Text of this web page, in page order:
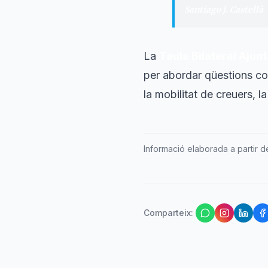
La
per abordar qüestions
la mobilitat de creuers,
Informació elaborada a partir
Comparteix: